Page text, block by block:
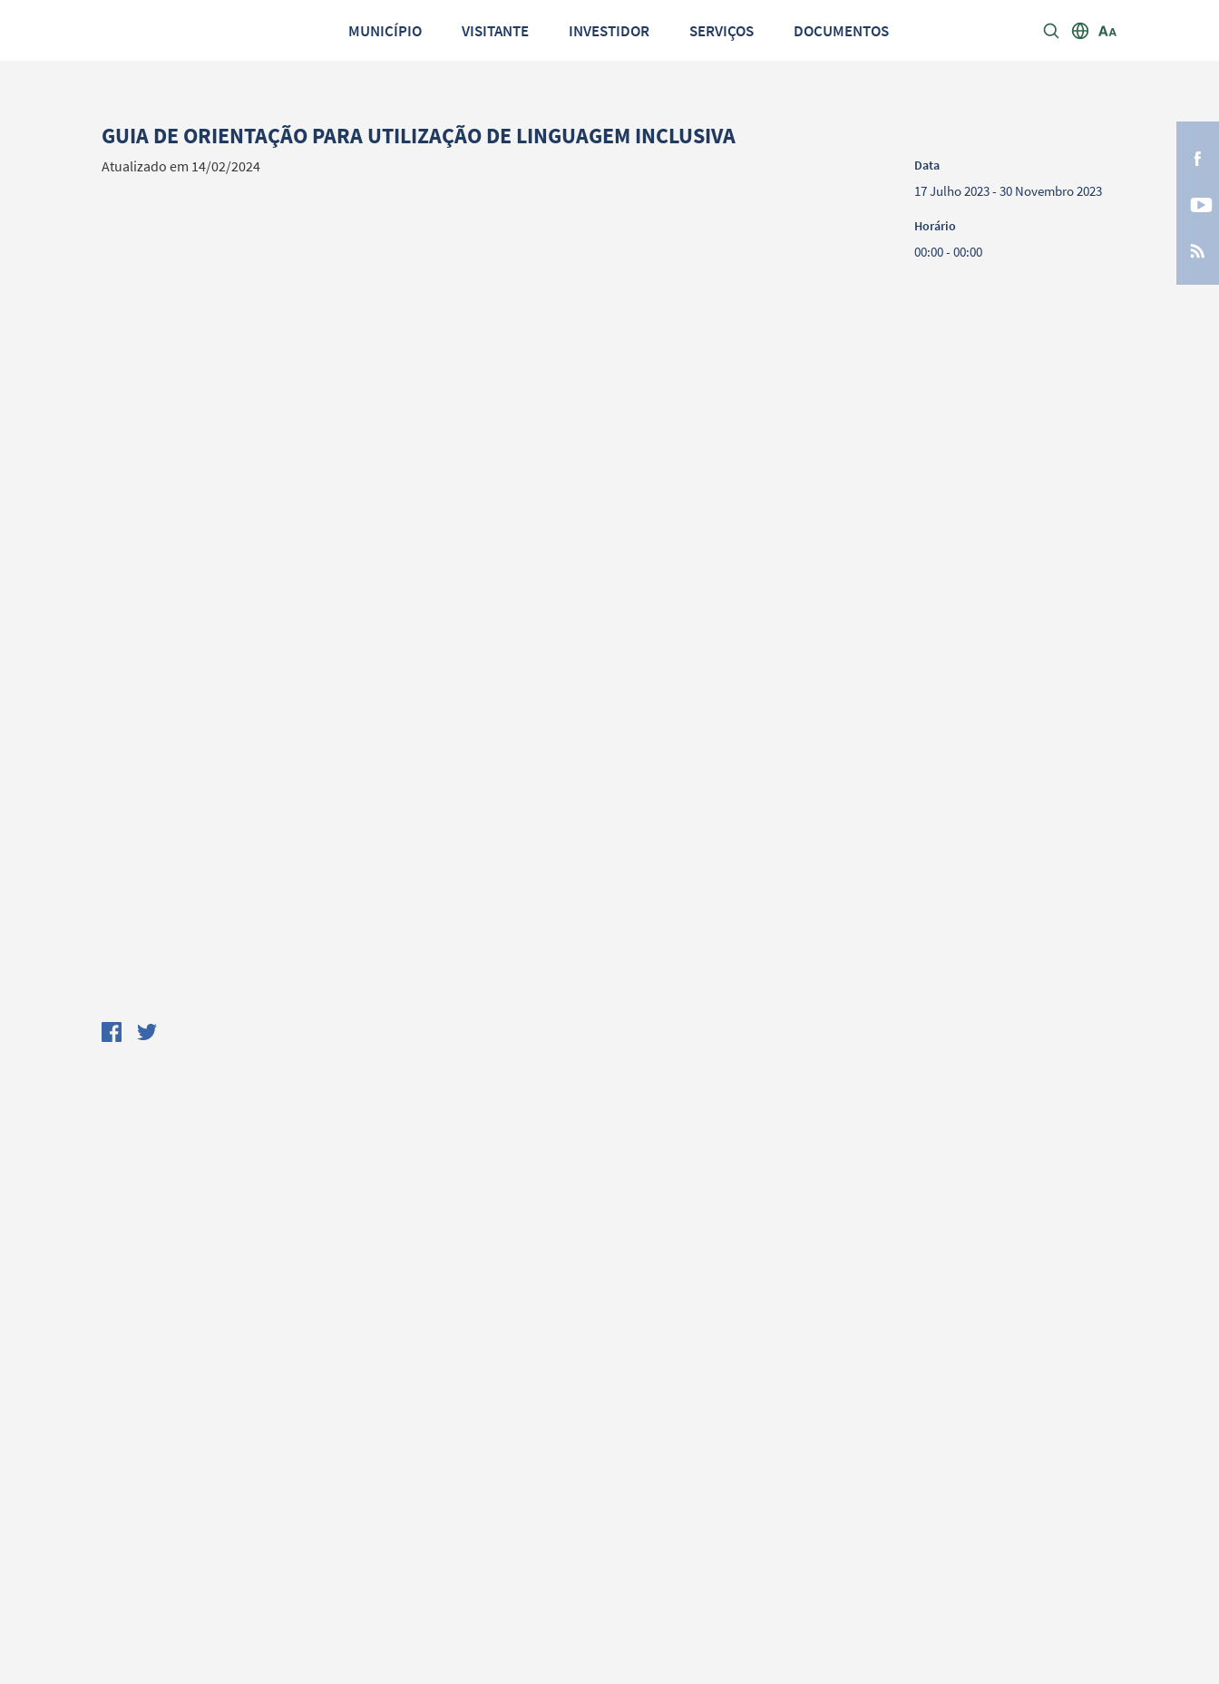
MUNICÍPIO VISITANTE INVESTIDOR SERVIÇOS DOCUMENTOS
GUIA DE ORIENTAÇÃO PARA UTILIZAÇÃO DE LINGUAGEM INCLUSIVA
Atualizado em 14/02/2024 Data
17 Julho 2023 - 30 Novembro 2023
Horário
00:00 - 00:00